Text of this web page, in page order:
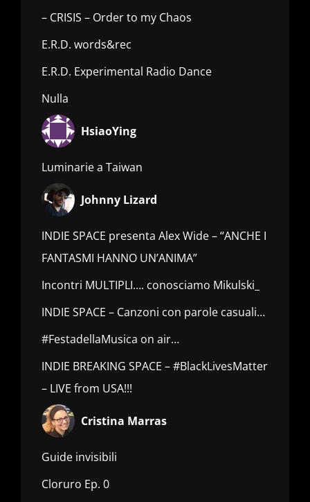
– CRISIS – Order to my Chaos
E.R.D. words&rec
E.R.D. Experimental Radio Dance
Nulla
HsiaoYing
Luminarie a Taiwan
Johnny Lizard
INDIE SPACE presenta Alex Wide – “ANCHE I
FANTASMI HANNO UN’ANIMA”
Incontri MULTIPLI…. conosciamo Mikulski_
INDIE SPACE – Canzoni con parole casuali…
#FestadellaMusica on air…
INDIE BREAKING SPACE – #BlackLivesMatter
– LIVE from USA!!!
Cristina Marras
Guide invisibili
Cloruro Ep. 0